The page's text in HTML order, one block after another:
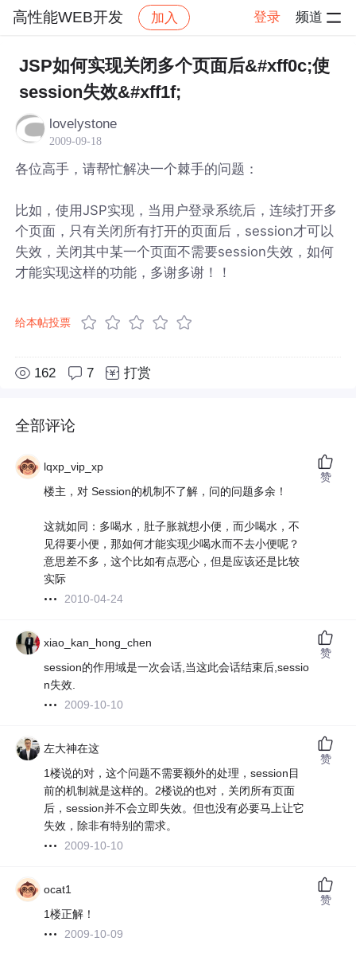
高性能WEB开发 加入 登录 频道
社区 高性能WEB开发 帖子详情
JSP如何实现关闭多个页面后&#xff0c;使
session失效&#xff1f;
lovelystone
2009-09-18
各位高手，请帮忙解决一个棘手的问题：
比如，使用JSP实现，当用户登录系统后，连续打开多
个页面，只有关闭所有打开的页面后，session才可以
失效，关闭其中某一个页面不需要session失效，如何
才能实现这样的功能，多谢多谢！！
给本帖投票
162 7 打赏
全部评论
lqxp_vip_xp
楼主，对 Session的机制不了解，问的问题多余！
这就如同：多喝水，肚子胀就想小便，而少喝水，不
见得要小便，那如何才能实现少喝水而不去小便呢？
意思差不多，这个比如有点恶心，但是应该还是比较
实际
2010-04-24
赞
xiao_kan_hong_chen
session的作用域是一次会话,当这此会话结束后,sessio
n失效.
2009-10-10
赞
左大神在这
1楼说的对，这个问题不需要额外的处理，session目
前的机制就是这样的。2楼说的也对，关闭所有页面
后，session并不会立即失效。但也没有必要马上让它
失效，除非有特别的需求。
2009-10-10
赞
ocat1
1楼正解！
2009-10-09
赞